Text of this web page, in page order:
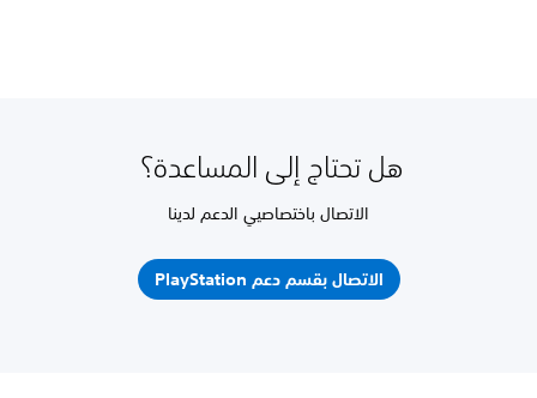
هل تحتاج إلى المساعدة؟
الاتصال باختصاصيي الدعم لدينا
الاتصال بقسم دعم PlayStation